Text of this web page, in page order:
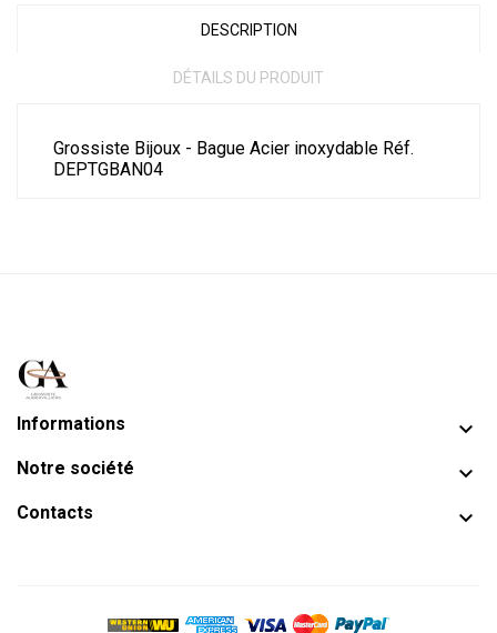
DESCRIPTION
DÉTAILS DU PRODUIT
Grossiste Bijoux - Bague Acier inoxydable Réf.
DEPTGBAN04
Informations 
Notre société 
Contacts 